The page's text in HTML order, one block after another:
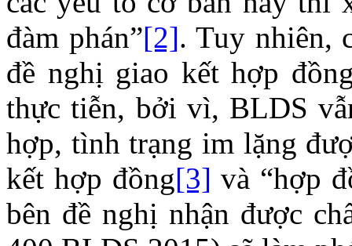
đàm phán”[2]. Tuy nhiên,
đề nghị giao kết hợp
thực tiễn, bởi vì, BLDS
hợp, tình trạng im lặng
kết hợp đồng[3] và “hợp
bên đề nghị nhận được